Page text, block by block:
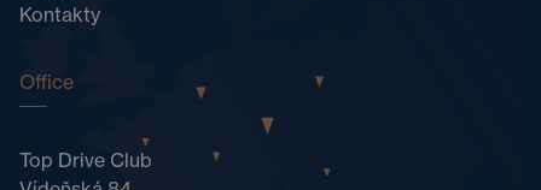
Kontakty
Office
Top Drive Club